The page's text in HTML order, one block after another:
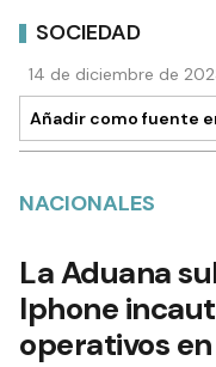
SOCIEDAD
14 de diciembre de
Añadir como fuente
NACIONALES
La Aduana
Iphone
operativos